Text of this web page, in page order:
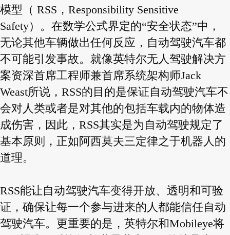
模型（ RSS，Responsibility Sensitive
Safety）。在数学公式界定的“安全状态”中，
无论其他车辆做出任何反应，自动驾驶汽车都
不可能引发事故。就像英特尔无人驾驶解决方
案资深首席工程师兼首席系统架构师Jack
Weast所说，RSS的目的是保证自动驾驶汽车不
会对人类或者是对其他的包括车载内的物体造
成伤害，因此，RSS其实是为自动驾驶规定了
基本原则，正如阿西莫夫三定律之于机器人的
道理。
RSS能让自动驾驶汽车变得开放、透明和可验
证，确保让每一个参与进来的人都能信任自动
驾驶汽车。更重要的是，英特尔和Mobileye将